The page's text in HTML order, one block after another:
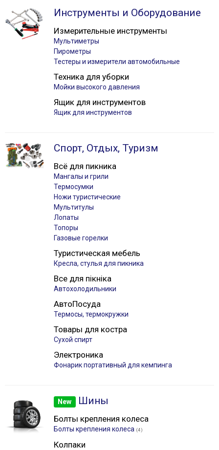
Инструменты и Оборудование
Измерительные инструменты
Мультиметры
Пирометры
Тестеры и измерители автомобильные
Техника для уборки
Мойки высокого давления
Ящик для инструментов
Ящик для инструментов
Спорт, Отдых, Туризм
Всё для пикника
Мангалы и грили
Термосумки
Ножи туристические
Мультитулы
Лопаты
Топоры
Газовые горелки
Туристическая мебель
Кресла, стулья для пикника
Все для пікніка
Автохолодильники
АвтоПосуда
Термосы, термокружки
Товары для костра
Сухой спирт
Электроника
Фонарик портативный для кемпинга
New Шины
Болты крепления колеса
Болты крепления колеса (4)
Колпаки